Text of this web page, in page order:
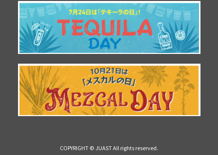
COPYRIGHT © JUAST All rights reserved.